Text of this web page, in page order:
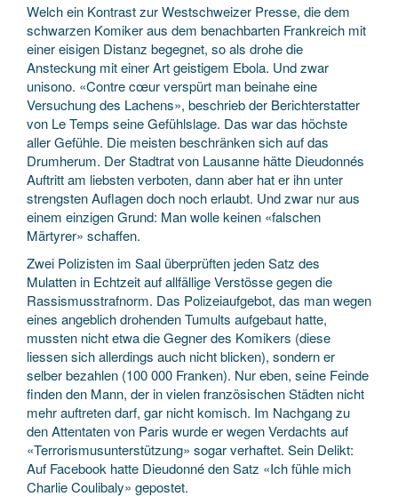
Welch ein Kontrast zur Westschweizer Presse, die dem
schwarzen Komiker aus dem benachbarten Frankreich mit
einer eisigen Distanz begegnet, so als drohe die
Ansteckung mit einer Art geistigem Ebola. Und zwar
unisono. «Contre cœur verspürt man beinahe eine
Versuchung des Lachens», beschrieb der Berichterstatter
von Le Temps seine Gefühlslage. Das war das höchste
aller Gefühle. Die meisten beschränken sich auf das
Drumherum. Der Stadtrat von Lausanne hätte Dieudonnés
Auftritt am liebsten verboten, dann aber hat er ihn unter
strengsten Auflagen doch noch erlaubt. Und zwar nur aus
einem einzigen Grund: Man wolle keinen «falschen
Märtyrer» schaffen.
Zwei Polizisten im Saal überprüften jeden Satz des
Mulatten in Echtzeit auf allfällige Verstösse gegen die
Rassismusstrafnorm. Das Polizeiaufgebot, das man wegen
eines angeblich drohenden Tumults aufgebaut hatte,
mussten nicht etwa die Gegner des Komikers (diese
liessen sich allerdings auch nicht blicken), sondern er
selber bezahlen (100 000 Franken). Nur eben, seine Feinde
finden den Mann, der in vielen französischen Städten nicht
mehr auftreten darf, gar nicht komisch. Im Nachgang zu
den Attentaten von Paris wurde er wegen Verdachts auf
«Terrorismusunterstützung» sogar verhaftet. Sein Delikt:
Auf Facebook hatte Dieudonné den Satz «Ich fühle mich
Charlie Coulibaly» gepostet.